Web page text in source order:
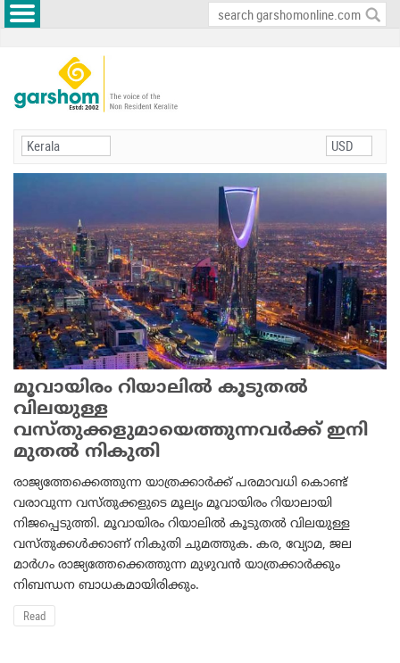
മൂവായിരം റിയാലില്‍ കൂടുതല്‍
വിലയുള്ള
വസ്തുക്കളുമായെത്തുന്നവര്‍ക്ക് ഇനി
മുതല്‍ നികുതി
രാജ്യത്തേക്കെത്തുന്ന യാത്രക്കാര്‍ക്ക് പരമാവധി കൊണ്ട്
വരാവുന്ന വസ്തുക്കളുടെ മൂല്യം മൂവായിരം റിയാലായി
നിജപ്പെടുത്തി. മൂവായിരം റിയാലില്‍ കൂടുതല്‍ വിലയുള്ള
വസ്തുക്കള്‍ക്കാണ് നികുതി ചുമത്തുക. കര, വ്യോമ, ജല
മാര്‍ഗം രാജ്യത്തേക്കെത്തുന്ന മുഴുവന്‍ യാത്രക്കാര്‍ക്കും
നിബന്ധന ബാധകമായിരിക്കും.
Read